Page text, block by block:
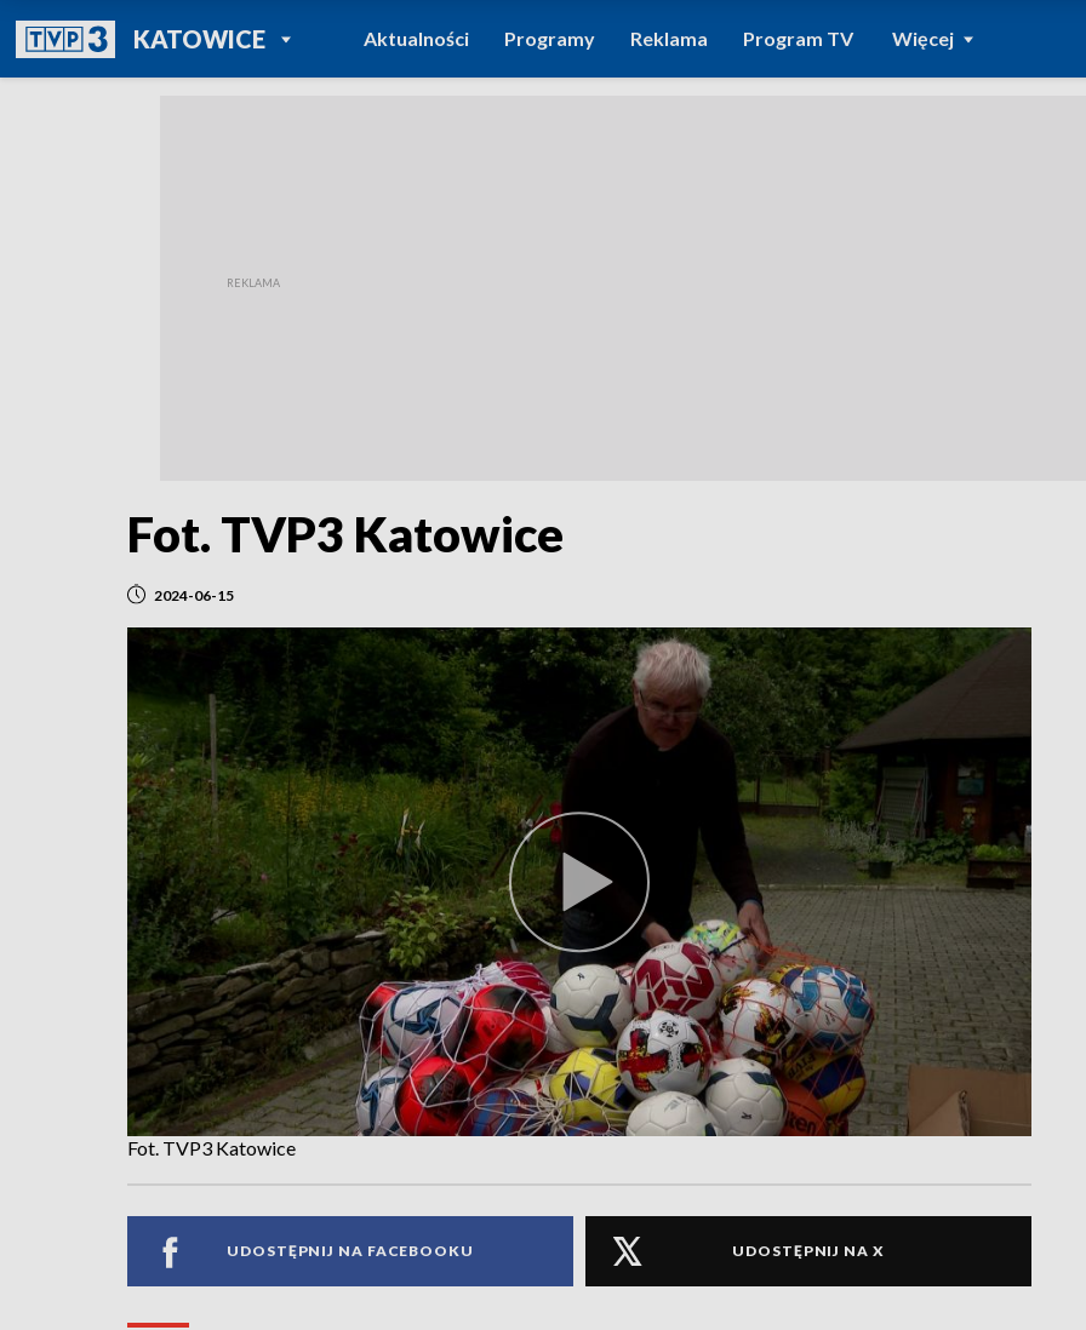
KATOWICEPOWRÓT DO
TVP REGIONY
Aktualności Programy Reklama Program TV Więcej
Fot. TVP3 Katowice
2024-06-15
Fot. TVP3 Katowice
UDOSTĘPNIJ NA FACEBOOKU UDOSTĘPNIJ NA X